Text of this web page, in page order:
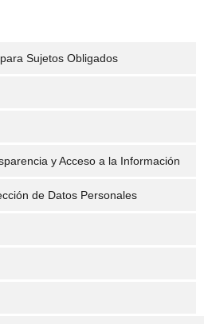
Sujetos Obligados
y Acceso a la Información
de Datos Personales